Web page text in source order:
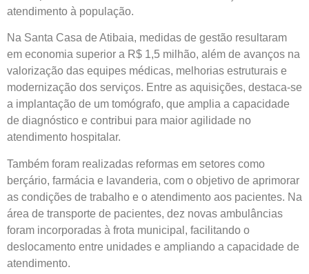
atendimento à população.
Na Santa Casa de Atibaia, medidas de gestão resultaram
em economia superior a R$ 1,5 milhão, além de avanços na
valorização das equipes médicas, melhorias estruturais e
modernização dos serviços. Entre as aquisições, destaca-se
a implantação de um tomógrafo, que amplia a capacidade
de diagnóstico e contribui para maior agilidade no
atendimento hospitalar.
Também foram realizadas reformas em setores como
berçário, farmácia e lavanderia, com o objetivo de aprimorar
as condições de trabalho e o atendimento aos pacientes. Na
área de transporte de pacientes, dez novas ambulâncias
foram incorporadas à frota municipal, facilitando o
deslocamento entre unidades e ampliando a capacidade de
atendimento.